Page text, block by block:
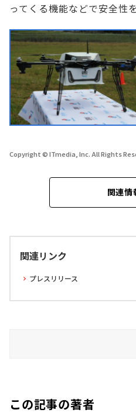
ってくる機能などで安全性
Copyright © ITmedia, Inc. All Rights
関連情
関連リンク
プレスリリース
この記事の著者